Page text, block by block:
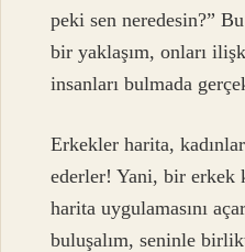
peki sen neredesin?”
bir yaklaşım, onları
insanları bulmada
Erkekler harita,
ederler! Yani, bir erkek
harita uygulamasını
buluşalım, seninle